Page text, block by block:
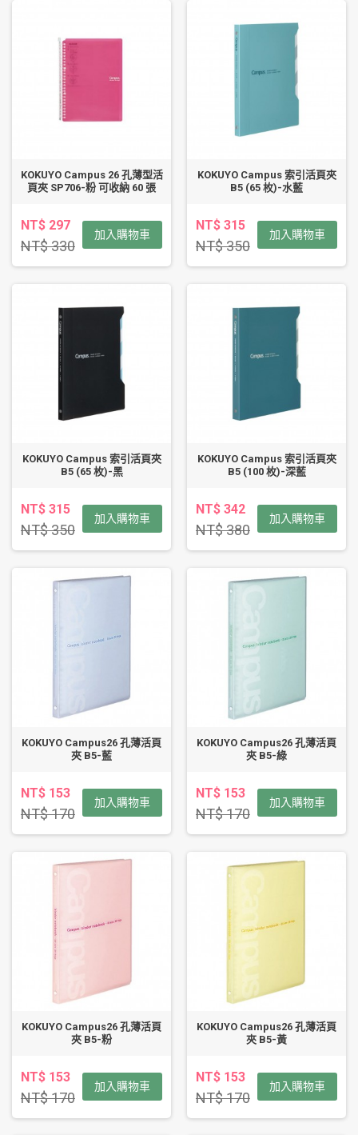
KOKUYO Campus 26 孔薄型活
頁夾 SP706-粉 可收納 60 張
NT$ 297
NT$ 330
加入購物車
KOKUYO Campus 索引活頁夾
B5 (65 枚)-水藍
NT$ 315
NT$ 350
加入購物車
KOKUYO Campus 索引活頁夾
B5 (65 枚)-黑
NT$ 315
NT$ 350
加入購物車
KOKUYO Campus 索引活頁夾
B5 (100 枚)-深藍
NT$ 342
NT$ 380
加入購物車
KOKUYO Campus26 孔薄活頁
夾 B5-藍
NT$ 153
NT$ 170
加入購物車
KOKUYO Campus26 孔薄活頁
夾 B5-綠
NT$ 153
NT$ 170
加入購物車
KOKUYO Campus26 孔薄活頁
夾 B5-粉
NT$ 153
NT$ 170
加入購物車
KOKUYO Campus26 孔薄活頁
夾 B5-黃
NT$ 153
NT$ 170
加入購物車